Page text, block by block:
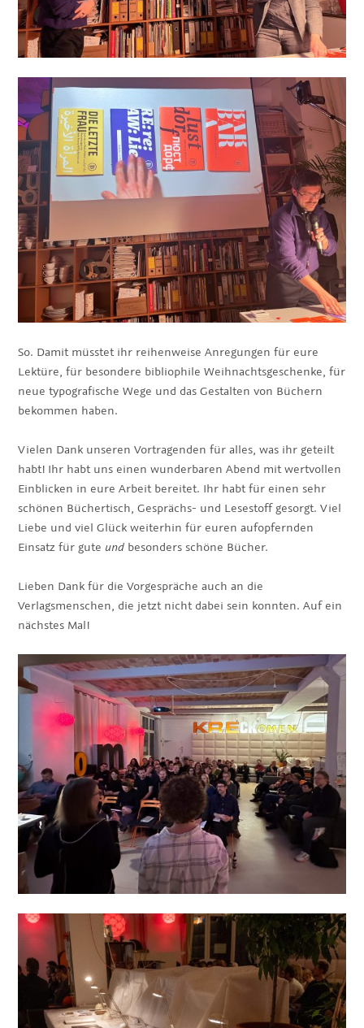
So. Damit müsstet ihr reihenweise Anregungen für eure
Lektüre, für besondere bibliophile Weihnachtsgeschenke, für
neue typografische Wege und das Gestalten von Büchern
bekommen haben.
Vielen Dank unseren Vortragenden für alles, was ihr geteilt
habt! Ihr habt uns einen wunderbaren Abend mit wertvollen
Einblicken in eure Arbeit bereitet. Ihr habt für einen sehr
schönen Büchertisch, Gesprächs- und Lesestoff gesorgt. Viel
Liebe und viel Glück weiterhin für euren aufopfernden
Einsatz für gute und besonders schöne Bücher.
Lieben Dank für die Vorgespräche auch an die
Verlagsmenschen, die jetzt nicht dabei sein konnten. Auf ein
nächstes Mal!